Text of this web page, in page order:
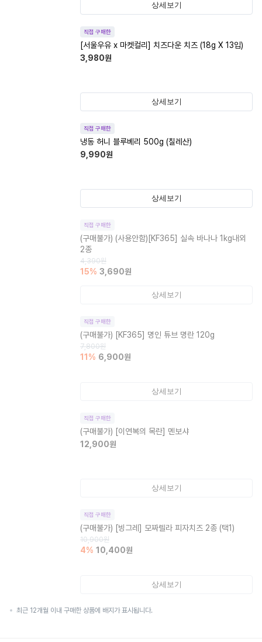
상세보기
직접 구매한
[서울우유 x 마켓컬리] 치즈다운 치즈 (18g X 13입)
3,980원
상세보기
직접 구매한
냉동 허니 블루베리 500g (칠레산)
9,990원
상세보기
직접 구매한
(구매불가) (사용안함)[KF365] 실속 바나나 1kg내외
2종
4,390원
15% 3,690원
상세보기
직접 구매한
(구매불가) [KF365] 명인 튜브 명란 120g
7,800원
11 % 6,900원
상세보기
직접 구매한
(구매불가) [이연복의 목란] 멘보샤
12,900원
상세보기
직접 구매한
(구매불가) [빙그레] 모짜렐라 피자치즈 2종 (택1)
10,900원
4% 10,400원
상세보기
최근 12개월 이내 구매한 상품에 배지가 표시됩니다.